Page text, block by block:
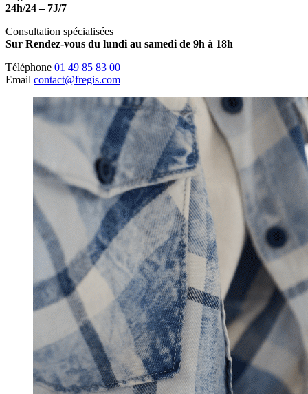
24h/24 – 7J/7
Consultation spécialisées
Sur Rendez-vous du lundi au samedi de 9h à 18h
Téléphone 01 49 85 83 00
Email contact@fregis.com